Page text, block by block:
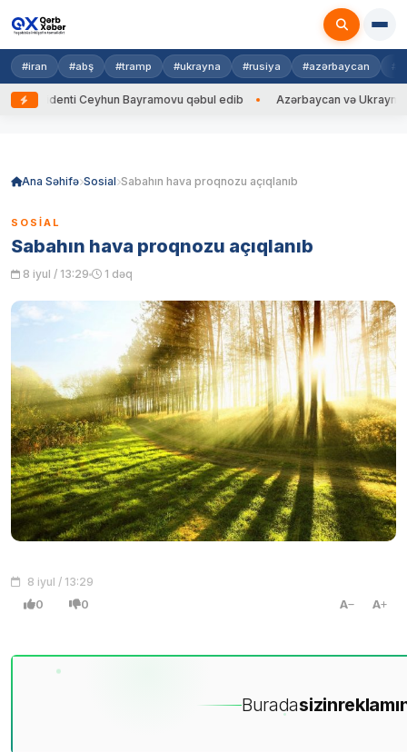
#iran #abş #tramp #ukrayna #rusiya #azərbaycan
Ceyhun Bayramovu qəbul edib Azərbaycan və Ukrayna XİN
Ana Səhifə Sosial Sabahın hava proqnozu açıqlanıb
SOSIAL
Sabahın hava proqnozu açıqlanıb
8 iyul / 13:29 1 dəq
8 iyul / 13:29
0 0 A A
Buradasizin